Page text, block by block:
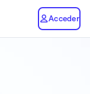
Acceder